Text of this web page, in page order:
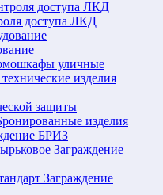
доступа ЛКД
уличные
изделия
защиты
изделия
БРИЗ
Заграждение
Заграждение